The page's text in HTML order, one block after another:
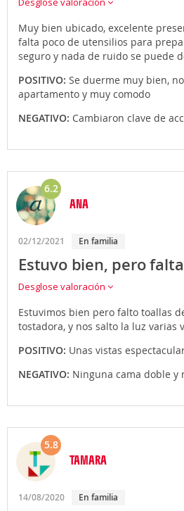
Muy bien ubicado, excelente
falta poco de utensilios para
seguro y nada de ruido se puede
POSITIVO: Se duerme muy bien,
apartamento y muy comodo
NEGATIVO: Cambiaron clave de
6.2
ANA
02/12/2021 En familia
Estuvo bien, pero
Desglose valoración
Estuvimos bien pero falto toallas
tostadora, y nos salto la luz varias
POSITIVO: Unas vistas
NEGATIVO: Ninguna cama doble y
5.8
TAMARA
14/08/2020 En familia